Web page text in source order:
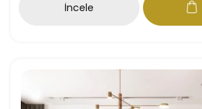
İncele